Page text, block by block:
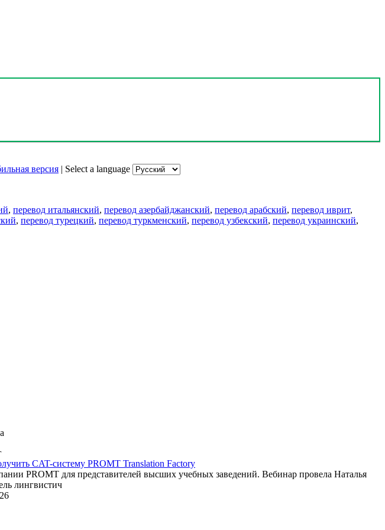
версия | Select a language
, перевод итальянский, перевод азербайджанский, перевод арабский, перевод иврит,
, перевод турецкий, перевод туркменский, перевод узбекский, перевод украинский,
CAT-систему PROMT Translation Factory
PROMT для представителей высших учебных заведений. Вебинар провела Наталья
лингвистич